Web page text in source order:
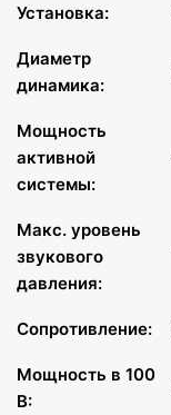
Установка:
Диаметр
динамика:
Мощность
активной
системы:
Макс. уровень
звукового
давления:
Сопротивление:
Мощность в 100
В: